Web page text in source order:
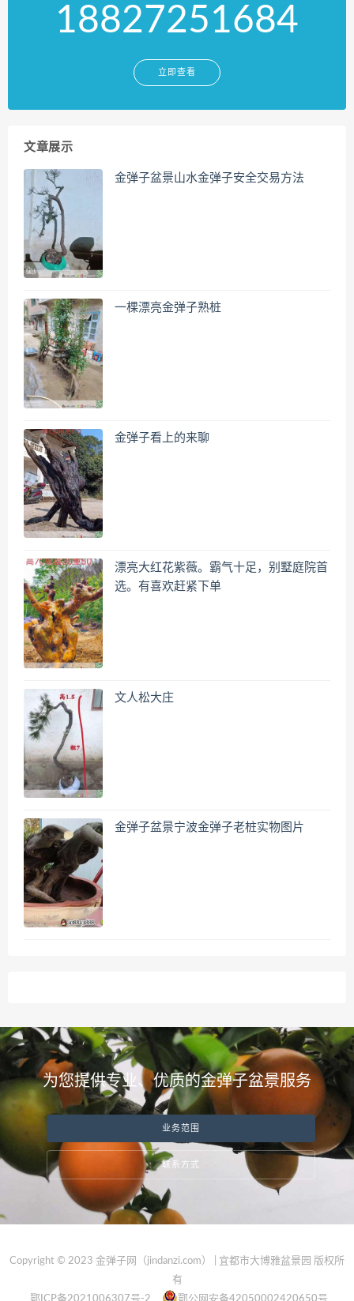
18827251684
立即查看
文章展示
金弹子盆景山水金弹子安全交易方法
一棵漂亮金弹子熟桩
金弹子看上的来聊
漂亮大红花紫薇。霸气十足，别墅庭院首
选。有喜欢赶紧下单
文人松大庄
金弹子盆景宁波金弹子老桩实物图片
为您提供专业、优质的金弹子盆景服务
业务范围
联系方式
Copyright © 2023 金弹子网（jindanzi.com） | 宜都市大博雅盆景园 版权所
有